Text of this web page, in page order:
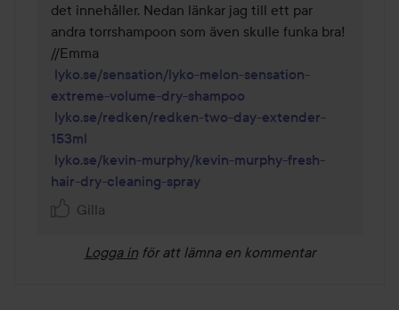
det innehåller. Nedan länkar jag till ett par
andra torrshampoon som även skulle funka bra!
//Emma
lyko.se/sensation/lyko-melon-sensation-
extreme-volume-dry-shampoo
lyko.se/redken/redken-two-day-extender-
153ml
lyko.se/kevin-murphy/kevin-murphy-fresh-
hair-dry-cleaning-spray
Gilla
Logga in för att lämna en kommentar